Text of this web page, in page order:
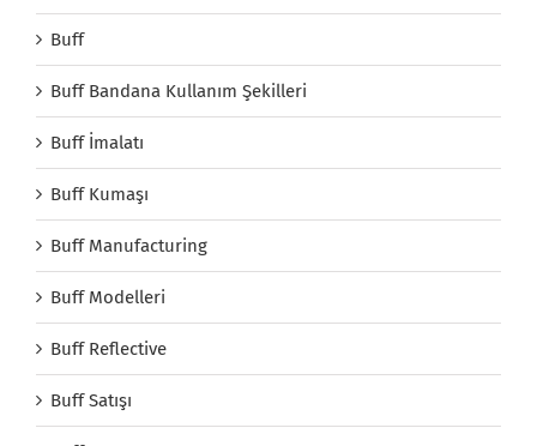
Buff
Buff Bandana Kullanım Şekilleri
Buff İmalatı
Buff Kumaşı
Buff Manufacturing
Buff Modelleri
Buff Reflective
Buff Satışı